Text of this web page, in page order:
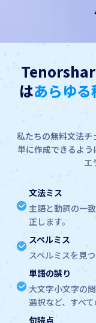
はあらゆ
私たちの無料文法
単に作成できるよ
エ
文法ミス
主語と動詞の一
正します。
スペルミス
スペルミスを見
単語の誤り
大文字小文字の
選択など、すべ
句読点